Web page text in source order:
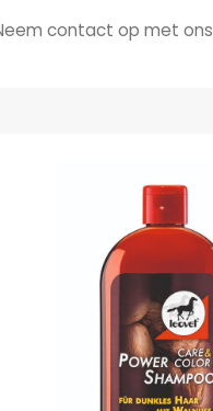
contact op met ons